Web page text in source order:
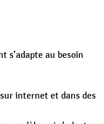
s’adapte au besoin
internet et dans des